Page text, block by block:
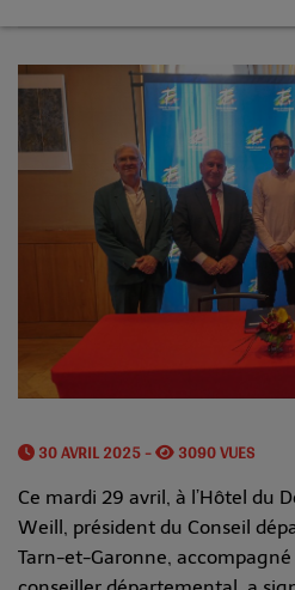
30 AVRIL 2025 - 3090 VUES
Ce mardi 29 avril, à l’Hôtel du
Weill, président du Conseil
Tarn-et-Garonne, accompagné